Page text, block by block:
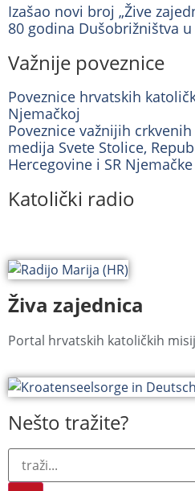
Izašao novi broj „Žive
80 godina Dušobrižništva
Važnije poveznice
Poveznice hrvatskih
Njemačkoj
Poveznice važnijih
medija Svete Stolice,
Hercegovine i SR Njemačke
Katolički radio
Živa zajednica
Portal hrvatskih katoličkih
Nešto tražite?